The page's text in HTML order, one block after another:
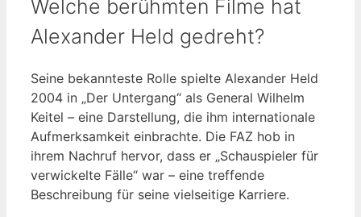
Welche berühmten Filme hat
Alexander Held gedreht?
Seine bekannteste Rolle spielte Alexander Held
2004 in „Der Untergang“ als General Wilhelm
Keitel – eine Darstellung, die ihm internationale
Aufmerksamkeit einbrachte. Die FAZ hob in
ihrem Nachruf hervor, dass er „Schauspieler für
verwickelte Fälle“ war – eine treffende
Beschreibung für seine vielseitige Karriere.